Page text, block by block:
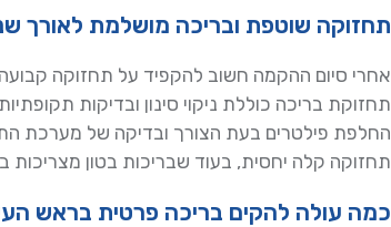
תחזוקה שוטפת ובריכה מושלמת לאורך
אחרי סיום ההקמה חשוב להקפיד על תחזוקה
תחזוקת בריכה כוללת ניקוי סינון ובדיקות
החלפת פילטרים בעת הצורך ובדיקה של מערכת
תחזוקה קלה יחסית, בעוד שבריכות בטון מצריכות
כמה עולה להקים בריכה פרטית בראש